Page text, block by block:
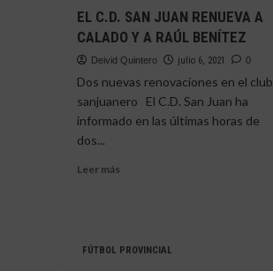
SEGUIRÁN
DIRIGIENDO
AL
REPILADO
EN
LA
EL C.D. SAN JUAN RENUEVA A
CALADO Y A RAÚL BENÍTEZ
Deivid Quintero julio 6, 2021 0
Dos nuevas renovaciones en el club
sanjuanero El C.D. San Juan ha
informado en las últimas horas de
dos...
Leer más
SAN
FÚTBOL PROVINCIAL